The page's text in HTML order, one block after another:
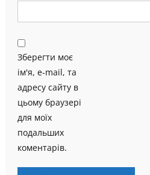
Зберегти моє
ім'я, e-mail, та
адресу сайту в
цьому браузері
для моїх
подальших
коментарів.